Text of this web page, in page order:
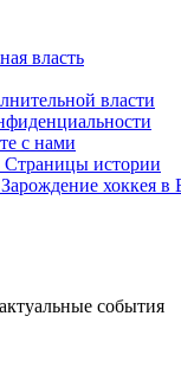
власть
власти
с нами
истории
хоккея в
события